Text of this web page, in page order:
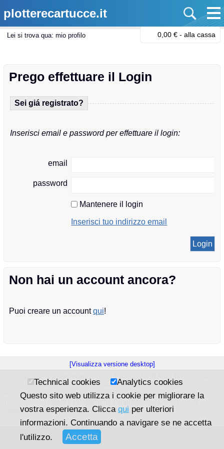
Technical cookies
Analytics cookies
Questo sito web utilizza i cookie per migliorare la
vostra esperienza. Clicca qui per ulteriori
informazioni. Continuando a navigare se ne accetta
l'utilizzo.
plotterecartucce.it
0,00 € - alla cassa
Lei si trova qua: mio profilo
Prego effettuare il Login
Sei giá registrato?
Inserisci email e password per effettuare il login:
email
password
Mantenere il login
Inserisci tuo indirizzo email
Non hai un account ancora?
Puoi creare un accountqui!
[Visualizza versione desktop]
77 23 Fax. 0473 49 77 24 Part.Iva 02726200211 All Rights
Reserved. Tutte le indicazioni sono soggette a cambiamenti senza
preavviso. |
impressum
Condizioni di
vendita|Privacy|info@plotterecartucce.it